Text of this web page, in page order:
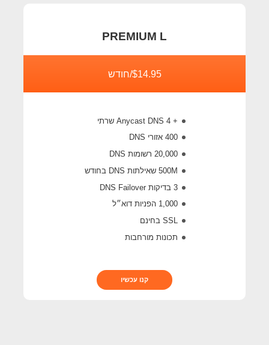
PREMIUM L
$14.95/חודש
+ 4 Anycast DNS שרתי
400 אזורי DNS
20,000 רשומות DNS
500M שאילתות DNS בחודש
3 בדיקות DNS Failover
1,000 הפניות דוא״ל
SSL בחינם
תכונות מורחבות
קנו עכשיו